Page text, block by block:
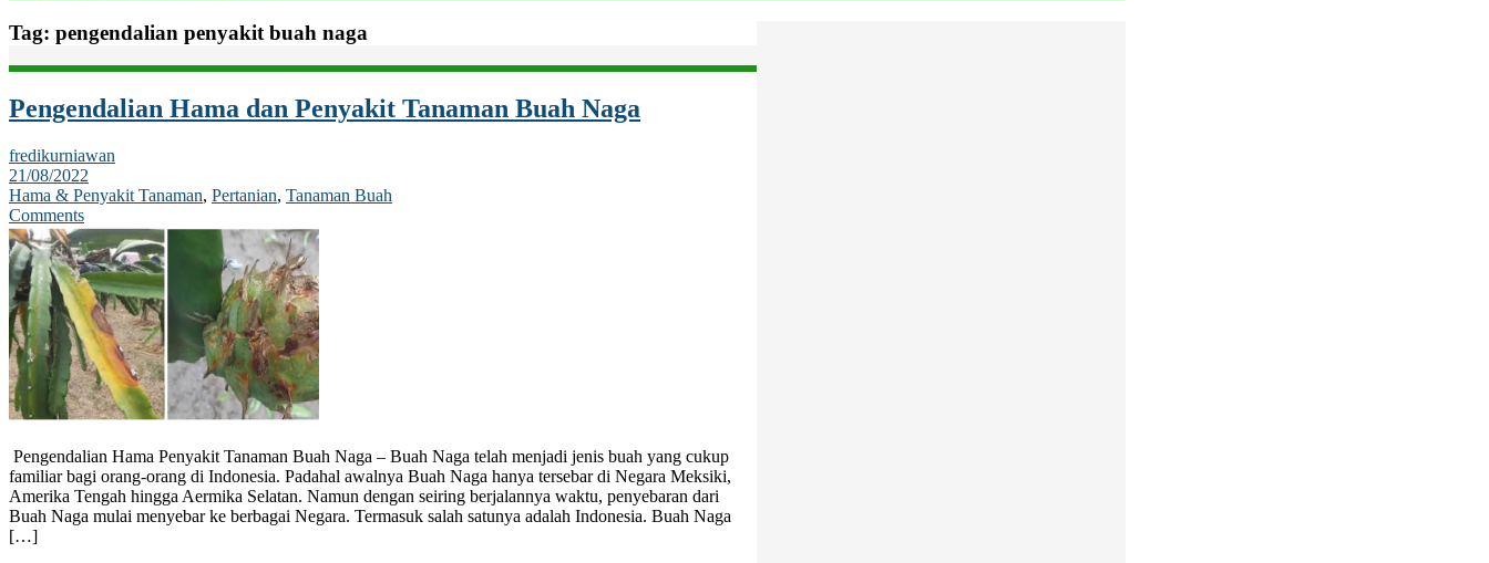
Tag: pengendalian penyakit buah naga
Pengendalian Hama dan Penyakit Tanaman Buah Naga
fredikurniawan
21/08/2022
Hama & Penyakit Tanaman, Pertanian, Tanaman Buah
Comments
Pengendalian Hama Penyakit Tanaman Buah Naga – Buah Naga telah menjadi jenis buah yang cukup
familiar bagi orang-orang di Indonesia. Padahal awalnya Buah Naga hanya tersebar di Negara Meksiki,
Amerika Tengah hingga Aermika Selatan. Namun dengan seiring berjalannya waktu, penyebaran dari
Buah Naga mulai menyebar ke berbagai Negara. Termasuk salah satunya adalah Indonesia. Buah Naga
[…]